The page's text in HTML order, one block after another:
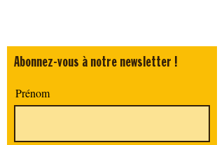
Abonnez-vous à notre newsletter !
Prénom